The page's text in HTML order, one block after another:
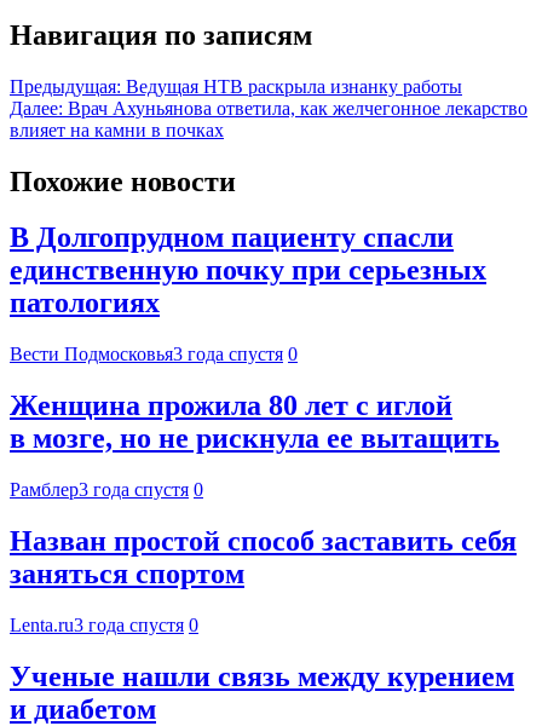
Навигация по записям
Предыдущая: Ведущая НТВ раскрыла изнанку работы
Далее: Врач Ахуньянова ответила, как желчегонное лекарство
влияет на камни в почках
Похожие новости
В Долгопрудном пациенту спасли
единственную почку при серьезных
патологиях
Вести Подмосковья3 года спустя 0
Женщина прожила 80 лет с иглой
в мозге, но не рискнула ее вытащить
Рамблер3 года спустя 0
Назван простой способ заставить себя
заняться спортом
Lenta.ru3 года спустя 0
Ученые нашли связь между курением
и диабетом